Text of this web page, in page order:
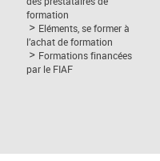
formation
Eléments, se former à
l’achat de formation
Formations financées
par le FIAF